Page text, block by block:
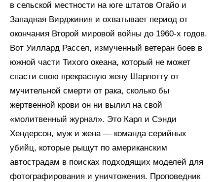
в сельской местности на юге штатов Огайо и
Западная Вирджиния и охватывает период от
окончания Второй мировой войны до 1960-х годов.
Вот Уиллард Рассел, измученный ветеран боев в
южной части Тихого океана, который не может
спасти свою прекрасную жену Шарлотту от
мучительной смерти от рака, сколько бы
жертвенной крови он ни вылил на свой
«молитвенный журнал». Это Карл и Сэнди
Хендерсон, муж и жена — команда серийных
убийц, которые рыщут по американским
автострадам в поисках подходящих моделей для
фотографирования и уничтожения. Проповедник